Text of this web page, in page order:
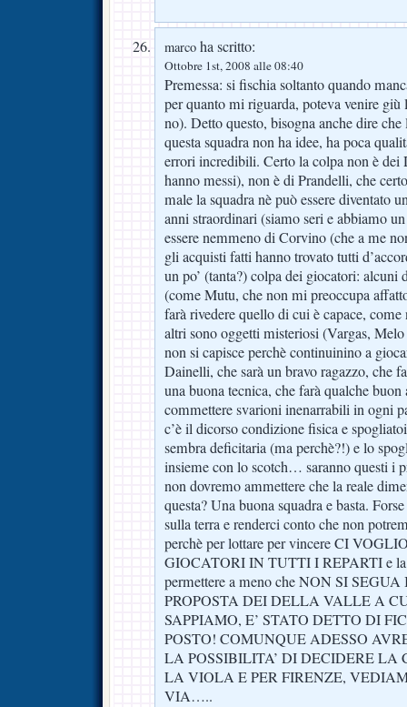
marco ha scritto:
Ottobre 1st, 2008 alle 08:40
Premessa: si fischia soltanto quando
per quanto mi riguarda, poteva venire
no). Detto questo, bisogna anche dire
questa squadra non ha idee, ha poca
errori incredibili. Certo la colpa non è
hanno messi), non è di Prandelli, che
male la squadra nè può essere diventato
anni straordinari (siamo seri e abbiamo
essere nemmeno di Corvino (che a me
gli acquisti fatti hanno trovato tutti
un po’ (tanta?) colpa dei giocatori: alcuni
(come Mutu, che non mi preoccupa
farà rivedere quello di cui è capace,
altri sono oggetti misteriosi (Vargas,
non si capisce perchè continuinino a
Dainelli, che sarà un bravo ragazzo, che
una buona tecnica, che farà qualche
commettere svarioni inenarrabili in ogni
c’è il dicorso condizione fisica e
sembra deficitaria (ma perchè?!) e lo
insieme con lo scotch… saranno questi i
non dovremo ammettere che la reale
questa? Una buona squadra e basta.
sulla terra e renderci conto che non
perchè per lottare per vincere CI
GIOCATORI IN TUTTI I REPARTI e la
permettere a meno che NON SI
PROPOSTA DEI DELLA VALLE A
SAPPIAMO, E’ STATO DETTO DI
POSTO! COMUNQUE ADESSO
LA POSSIBILITA’ DI DECIDERE LA
LA VIOLA E PER FIRENZE,
VIA…..